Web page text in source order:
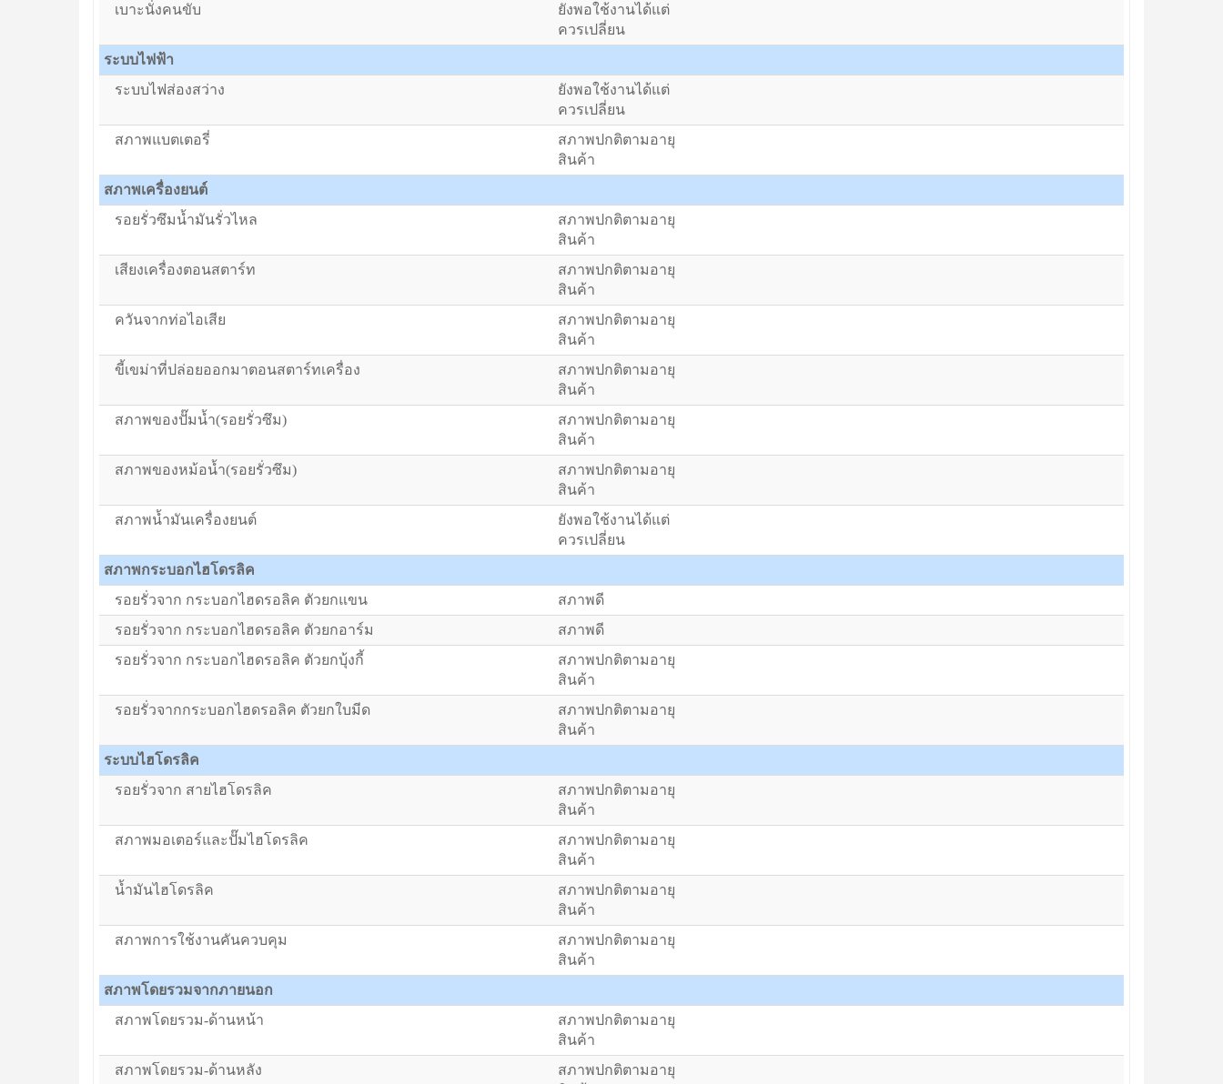
เบาะนั่งคนขับ
ยังพอใช้งานได้แต่
ควรเปลี่ยน
ระบบไฟฟ้า
ระบบไฟส่องสว่าง
ยังพอใช้งานได้แต่
ควรเปลี่ยน
สภาพแบตเตอรี่
สภาพปกติตามอายุ
สินค้า
สภาพเครื่องยนต์
รอยรั่วซึมน้ำมันรั่วไหล
สภาพปกติตามอายุ
สินค้า
เสียงเครื่องตอนสตาร์ท
สภาพปกติตามอายุ
สินค้า
ควันจากท่อไอเสีย
สภาพปกติตามอายุ
สินค้า
ขี้เขม่าที่ปล่อยออกมาตอนสตาร์ทเครื่อง
สภาพปกติตามอายุ
สินค้า
สภาพของปั๊มน้ำ(รอยรั่วซึม)
สภาพปกติตามอายุ
สินค้า
สภาพของหม้อน้ำ(รอยรั่วซึม)
สภาพปกติตามอายุ
สินค้า
สภาพน้ำมันเครื่องยนต์
ยังพอใช้งานได้แต่
ควรเปลี่ยน
สภาพกระบอกไฮโดรลิค
รอยรั่วจาก กระบอกไฮดรอลิค ตัวยกแขน
สภาพดี
รอยรั่วจาก กระบอกไฮดรอลิค ตัวยกอาร์ม
สภาพดี
รอยรั่วจาก กระบอกไฮดรอลิค ตัวยกบุ้งกี้
สภาพปกติตามอายุ
สินค้า
รอยรั่วจากกระบอกไฮดรอลิค ตัวยกใบมีด
สภาพปกติตามอายุ
สินค้า
ระบบไฮโดรลิค
รอยรั่วจาก สายไฮโดรลิค
สภาพปกติตามอายุ
สินค้า
สภาพมอเตอร์และปั๊มไฮโดรลิค
สภาพปกติตามอายุ
สินค้า
น้ำมันไฮโดรลิค
สภาพปกติตามอายุ
สินค้า
สภาพการใช้งานคันควบคุม
สภาพปกติตามอายุ
สินค้า
สภาพโดยรวมจากภายนอก
สภาพโดยรวม-ด้านหน้า
สภาพปกติตามอายุ
สินค้า
สภาพโดยรวม-ด้านหลัง
สภาพปกติตามอายุ